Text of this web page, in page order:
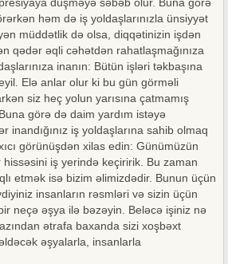
həm də iş yoldaşlarınızla ünsiyyət
müddətlik də olsa, diqqətinizin işdən
qədər əqli cəhətdən rahatlaşmağınıza
inanın: Bütün işləri təkbaşına
Elə anlar olur ki bu gün görməli
siz heç yolun yarısına çatmamış
görə də daim yardım istəyə
inandığınız iş yoldaşlarına sahib olmaq
görünüşdən xilas edin: Günümüzün
iş yerində keçiririk. Bu zaman
etmək isə bizim əlimizdədir. Bunun üçün
insanların rəsmləri və sizin üçün
neçə əşya ilə bəzəyin. Beləcə işiniz nə
ətrafa baxanda sizi xoşbəxt
əşyalarla, insanlarla